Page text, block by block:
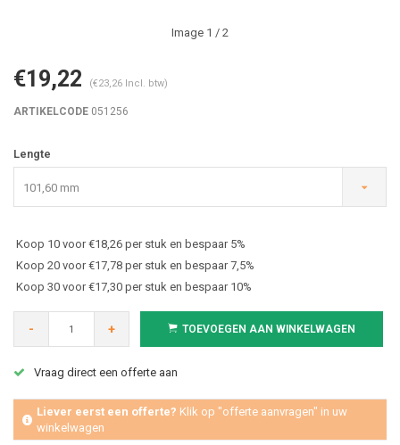
Image 1 / 2
€19,22 (€23,26 Incl. btw)
ARTIKELCODE 051256
Lengte
101,60 mm
Koop 10 voor €18,26 per stuk en bespaar 5%
Koop 20 voor €17,78 per stuk en bespaar 7,5%
Koop 30 voor €17,30 per stuk en bespaar 10%
- + TOEVOEGEN AAN WINKELWAGEN
Vraag direct een offerte aan
Liever eerst een offerte? Klik op "offerte aanvragen" in uw
winkelwagen